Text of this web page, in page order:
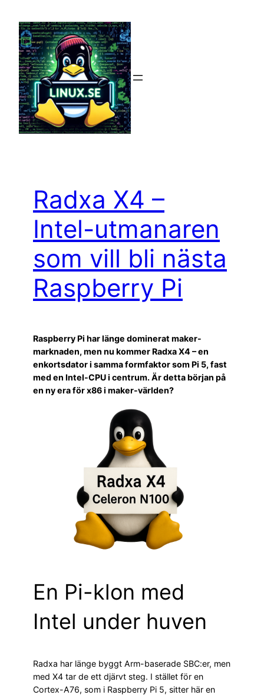
innehåll
Radxa X4 –
Intel-utmanaren
som vill bli nästa
Raspberry Pi
Raspberry Pi har länge dominerat maker-
marknaden, men nu kommer Radxa X4 – en
enkortsdator i samma formfaktor som Pi 5, fast
med en Intel-CPU i centrum. Är detta början på
en ny era för x86 i maker-världen?
En Pi-klon med
Intel under huven
Radxa har länge byggt Arm-baserade SBC:er, men
med X4 tar de ett djärvt steg. I stället för en
Cortex-A76, som i Raspberry Pi 5, sitter här en